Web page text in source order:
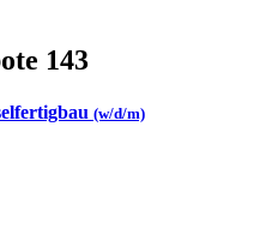
143
(w/d/m)